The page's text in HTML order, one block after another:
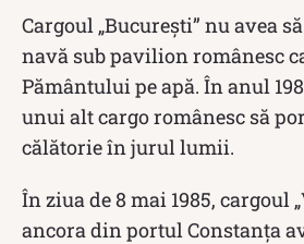
Cargoul „București” nu avea
navă sub pavilion românesc
Pământului pe apă. În anul
unui alt cargo românesc să
călătorie în jurul lumii.
În ziua de 8 mai 1985, cargoul
ancora din portul Constanța